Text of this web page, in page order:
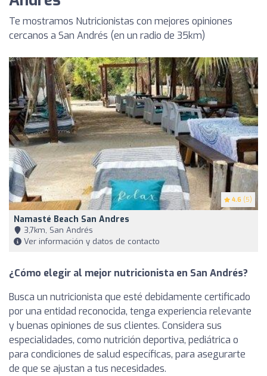
Te mostramos Nutricionistas con mejores opiniones
cercanos a San Andrés (en un radio de 35km)
4.6 (5)
Namasté Beach San Andres
3,7km, San Andrés
Ver información y datos de contacto
¿Cómo elegir al mejor nutricionista en San Andrés?
Busca un nutricionista que esté debidamente certificado
por una entidad reconocida, tenga experiencia relevante
y buenas opiniones de sus clientes. Considera sus
especialidades, como nutrición deportiva, pediátrica o
para condiciones de salud específicas, para asegurarte
de que se ajustan a tus necesidades.